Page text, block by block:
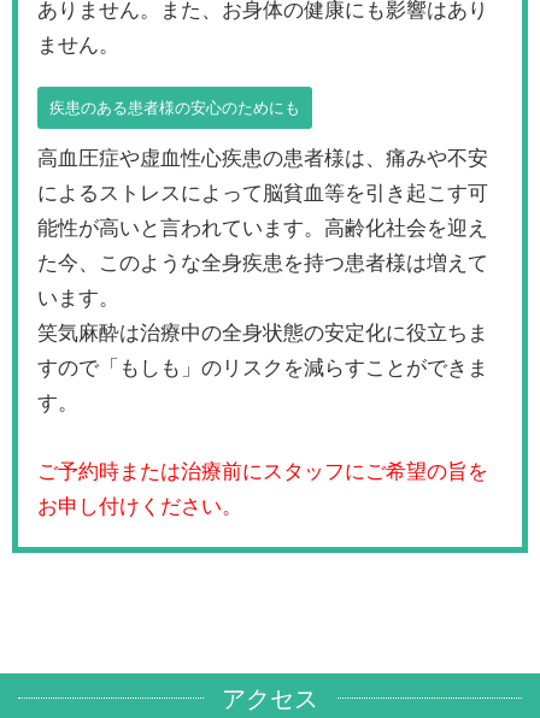
ありません。また、お身体の健康にも影響はあり
ません。
疾患のある患者様の安心のためにも
高血圧症や虚血性心疾患の患者様は、痛みや不安
によるストレスによって脳貧血等を引き起こす可
能性が高いと言われています。高齢化社会を迎え
た今、このような全身疾患を持つ患者様は増えて
います。
笑気麻酔は治療中の全身状態の安定化に役立ちま
すので「もしも」のリスクを減らすことができま
す。
ご予約時または治療前にスタッフにご希望の旨を
お申し付けください。
アクセス